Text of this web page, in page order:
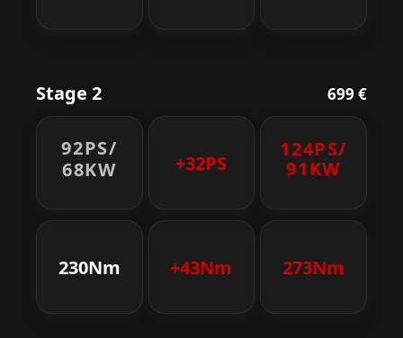
Stage 2 699 €
92PS/
68KW
+32PS
124PS/
91KW
230Nm +43Nm 273Nm